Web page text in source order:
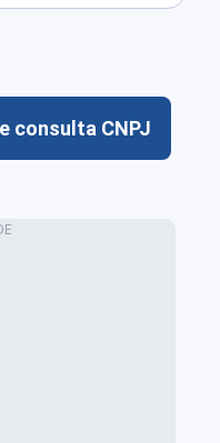
consulta CNPJ